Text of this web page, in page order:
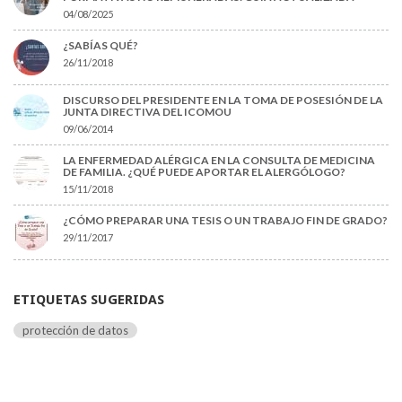
04/08/2025
¿SABÍAS QUÉ?
26/11/2018
DISCURSO DEL PRESIDENTE EN LA TOMA DE POSESIÓN DE LA
JUNTA DIRECTIVA DEL ICOMOU
09/06/2014
LA ENFERMEDAD ALÉRGICA EN LA CONSULTA DE MEDICINA
DE FAMILIA. ¿QUÉ PUEDE APORTAR EL ALERGÓLOGO?
15/11/2018
¿CÓMO PREPARAR UNA TESIS O UN TRABAJO FIN DE GRADO?
29/11/2017
ETIQUETAS SUGERIDAS
protección de datos